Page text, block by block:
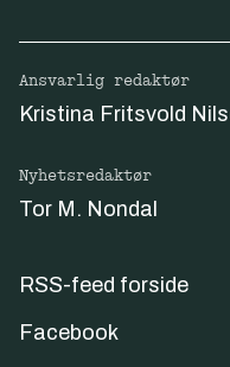
Ansvarlig redaktør
Kristina Fritsvold
Nyhetsredaktør
Tor M. Nondal
RSS-feed forside
Facebook